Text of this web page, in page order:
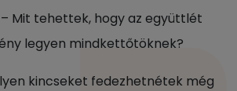
Mit tehettek, hogy az együttlét
legyen mindkettőtöknek?
kincseket fedezhetnétek még